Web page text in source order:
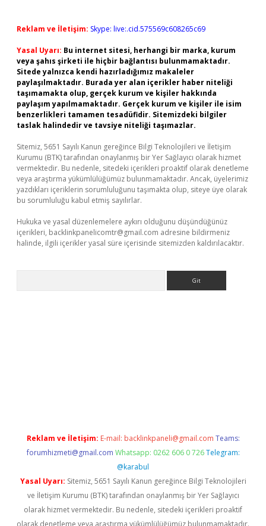
Reklam ve İletişim: Skype: live:.cid.575569c608265c69
Yasal Uyarı: Bu internet sitesi, herhangi bir marka, kurum
veya şahıs şirketi ile hiçbir bağlantısı bulunmamaktadır.
Sitede yalnızca kendi hazırladığımız makaleler
paylaşılmaktadır. Burada yer alan içerikler haber niteliği
taşımamakta olup, gerçek kurum ve kişiler hakkında
paylaşım yapılmamaktadır. Gerçek kurum ve kişiler ile isim
benzerlikleri tamamen tesadüfidir. Sitemizdeki bilgiler
taslak halindedir ve tavsiye niteliği taşımazlar.
Sitemiz, 5651 Sayılı Kanun gereğince Bilgi Teknolojileri ve İletişim
Kurumu (BTK) tarafından onaylanmış bir Yer Sağlayıcı olarak hizmet
vermektedir. Bu nedenle, sitedeki içerikleri proaktif olarak denetleme
veya araştırma yükümlülüğümüz bulunmamaktadır. Ancak, üyelerimiz
yazdıkları içeriklerin sorumluluğunu taşımakta olup, siteye üye olarak
bu sorumluluğu kabul etmiş sayılırlar.
Hukuka ve yasal düzenlemelere aykırı olduğunu düşündüğünüz
içerikleri, backlinkpanelicomtr@gmail.com adresine bildirmeniz
halinde, ilgili içerikler yasal süre içerisinde sitemizden kaldırılacaktır.
Reklam ve İletişim: E-mail: backlinkpaneli@gmail.com Teams:
forumhizmeti@gmail.com Whatsapp: 0262 606 0 726 Telegram:
@karabul
Yasal Uyarı: Sitemiz, 5651 Sayılı Kanun gereğince Bilgi Teknolojileri
ve İletişim Kurumu (BTK) tarafından onaylanmış bir Yer Sağlayıcı
olarak hizmet vermektedir. Bu nedenle, sitedeki içerikleri proaktif
olarak denetleme veya araştırma yükümlülüğümüz bulunmamaktadır.